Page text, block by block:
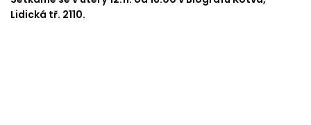
Lidická tř. 2110.